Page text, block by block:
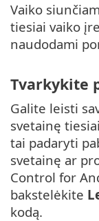
Vaiko
tiesiai vaiko
naudodami
Tvarkykite
Galite leisti
svetainę
tai padaryti
svetainę ar
Control for
bakstelėkite
kodą.